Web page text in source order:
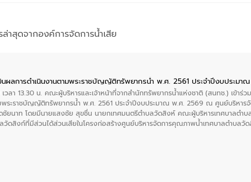
ล่าสุดจากองค์การจัดการน้ำเสีย
มินผลการดำเนินงานตามพระราชบัญญัติทรัพยากรน้ำ พ.ศ. 2561 ประจำปีงบประม
ลา 13.30 น. คณะผู้บริหารและเจ้าหน้าที่จากสำนักทรัพยากรน้ำแห่งชาติ (สนทช.) เข้าร่ว
มพระราชบัญญัติทรัพยากรน้ำ พ.ศ. 2561 ประจำปีงบประมาณ พ.ศ. 2569 ณ ศูนย์บริหาร
ยนาท โดยมีนายแสงชัย สุขชื่น นายกเทศมนตรีตำบลวัดสิงห์ คณะผู้บริหารเทศบาลตำ
วัดสิงก์ที่มีส่วนได้ส่วนเสียในโครงก่อสร้างศูนย์บริหารจัดการคุณภาพน้ำเทศบาลตำบล